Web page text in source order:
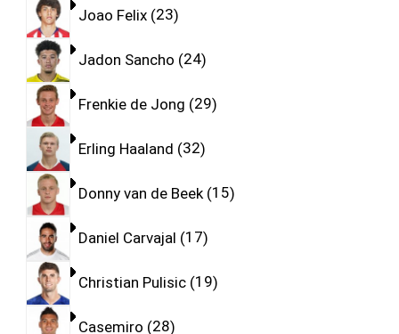
Joao Felix 23
Jadon Sancho 24
Frenkie de Jong 29
Erling Haaland 32
Donny van de Beek 15
Daniel Carvajal 17
Christian Pulisic 19
Casemiro 28